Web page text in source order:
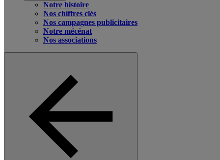
Notre histoire
Nos chiffres clés
Nos campagnes publicitaires
Notre mécénat
Nos associations